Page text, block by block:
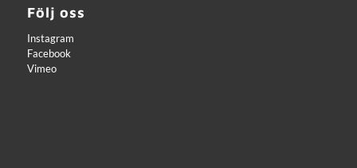
Följ oss
Instagram
Facebook
Vimeo